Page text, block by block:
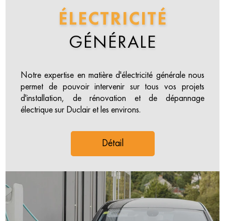
ÉLECTRICITÉ
GÉNÉRALE
Notre expertise en matière d'électricité générale nous
permet de pouvoir intervenir sur tous vos projets
d'installation, de rénovation et de dépannage
électrique sur Duclair et les environs.
Détail